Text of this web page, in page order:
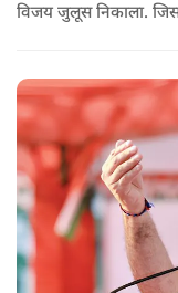
विजय जुलूस निकाला.